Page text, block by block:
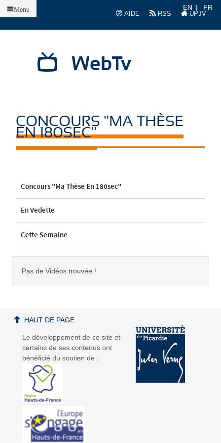
AIDE
RSS UPJV
EN FR
WebTv
Menu
CONCOURS "MA THÈSE
EN 180SEC"
Concours "Ma Thèse En 180sec"
En Vedette
Cette Semaine
Pas de Vidéos trouvée !
Le développement de ce site et
certains de ses contenus ont
bénéficié du soutien de :
HAUT DE PAGE